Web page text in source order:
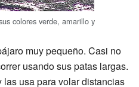
colores verde, amarillo y
muy pequeño. Casi no
usando sus patas largas.
usa para volar distancias